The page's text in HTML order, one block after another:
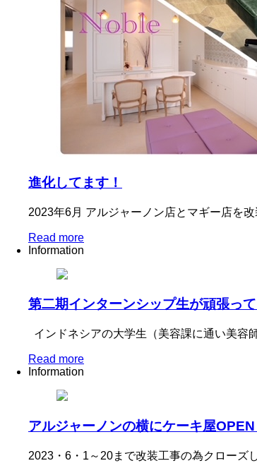
進化してます！
2023年6月 アルジャーノン店とマギー店を
Read more
Information
第二期インターンシップ生が頑張っ
インドネシアの大学生（美容課に通い美
Read more
Information
アルジャーノンの横にケーキ屋OPEN
2023・6・1～20まで改装工事の為クローズ